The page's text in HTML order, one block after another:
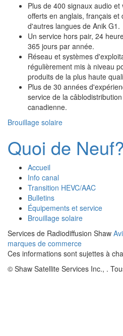
Plus de 400 signaux audio et
offerts en anglais, français et
d'autres langues de Anik G1.
Un service hors pair, 24
365 jours par année.
Réseau et systèmes
régulièrement mis à niveau
produits de la plus haute
Plus de 30 années
service de la câblodistribution
canadienne.
Brouillage solaire
Quoi de Neuf?
Accueil
Info canal
Transition HEVC/AAC
Bulletins
Équipements et service
Brouillage solaire
Services de Radiodiffusion Shaw
marques de commerce
Ces informations sont sujettes à
© Shaw Satellite Services Inc., .